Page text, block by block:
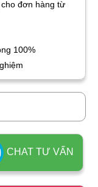
đơn hàng từ
100%
CHAT TƯ VẤN